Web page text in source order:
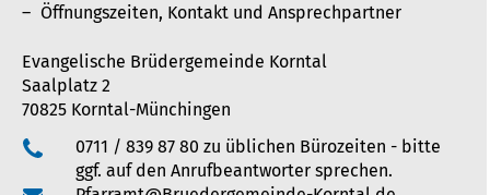
Öffnungszeiten, Kontakt und Ansprechpartner
Evangelische Brüdergemeinde Korntal
Saalplatz 2
70825 Korntal-Münchingen
0711 / 839 87 80 zu üblichen Bürozeiten - bitte
ggf. auf den Anrufbeantworter sprechen.